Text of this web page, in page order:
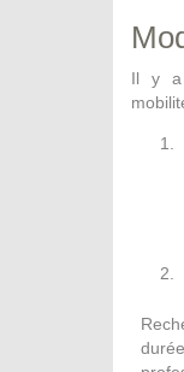
Il y a